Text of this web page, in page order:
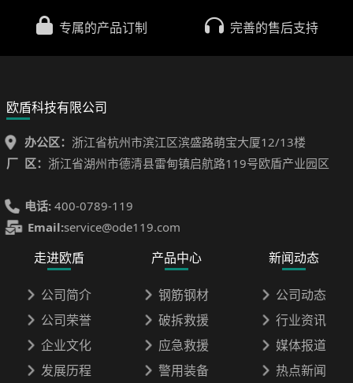
专属的产品订制 完善的售后支持
欧盾科技有限公司
办公区： 浙江省杭州市滨江区滨盛路萌宝大厦12/13楼
厂 区： 浙江省湖州市德清县雷甸镇启航路119号欧盾产业园区
电话: 400-0789-119
Email:service@ode119.com
走进欧盾
公司简介
公司荣誉
企业文化
发展历程
产品中心
钢筋钢材
破拆救援
应急救援
警用装备
新闻动态
公司动态
行业资讯
媒体报道
热点新闻